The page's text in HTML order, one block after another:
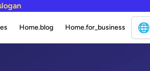
Home.blog Home.for_business 🌐